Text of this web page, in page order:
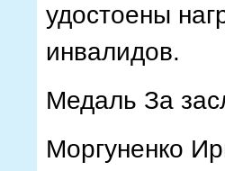
удостоены
инвалидов.
Медаль За
Моргуненко